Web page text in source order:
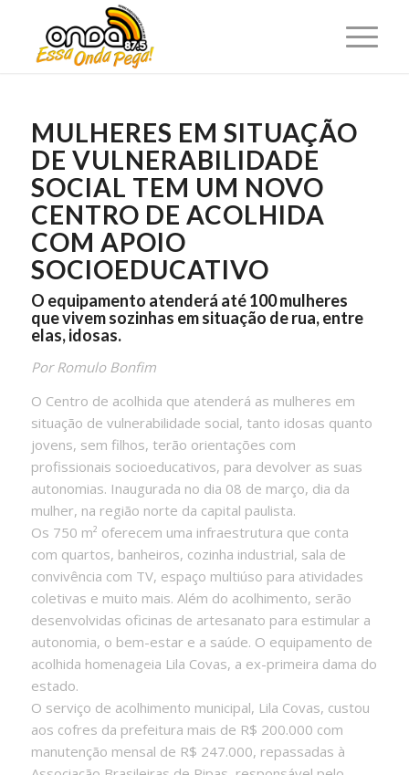
MULHERES EM SITUAÇÃO
DE VULNERABILIDADE
SOCIAL TEM UM NOVO
CENTRO DE ACOLHIDA
COM APOIO
SOCIOEDUCATIVO
O equipamento atenderá até 100 mulheres
que vivem sozinhas em situação de rua, entre
elas, idosas.
Por Romulo Bonfim
O Centro de acolhida que atenderá as mulheres em
situação de vulnerabilidade social, tanto idosas quanto
jovens, sem filhos, terão orientações com
profissionais socioeducativos, para devolver as suas
autonomias. Inaugurada no dia 08 de março, dia da
mulher, na região norte da capital paulista.
Os 750 m² oferecem uma infraestrutura que conta
com quartos, banheiros, cozinha industrial, sala de
convivência com TV, espaço multiúso para atividades
coletivas e muito mais. Além do acolhimento, serão
desenvolvidas oficinas de artesanato para estimular a
autonomia, o bem-estar e a saúde. O equipamento de
acolhida homenageia Lila Covas, a ex-primeira dama do
estado.
O serviço de acolhimento municipal, Lila Covas, custou
aos cofres da prefeitura mais de R$ 200.000 com
manutenção mensal de R$ 247.000, repassadas à